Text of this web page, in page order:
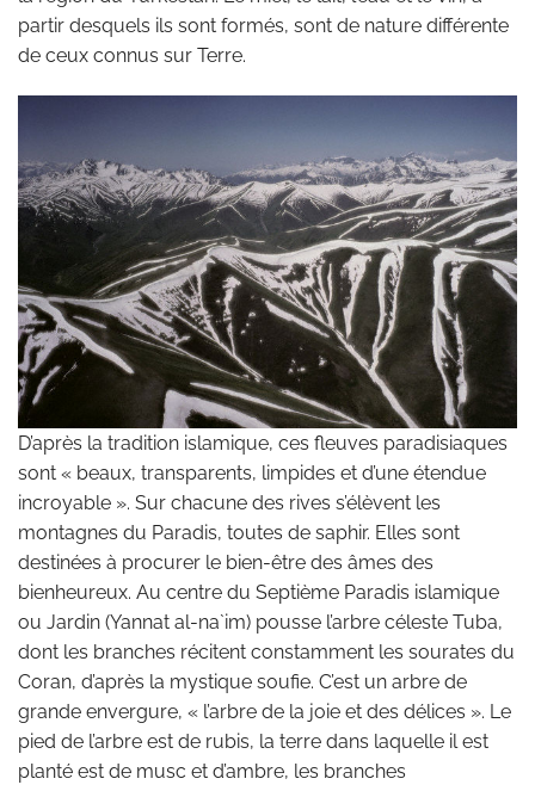
partir desquels ils sont formés, sont de nature différente
de ceux connus sur Terre.
D’après la tradition islamique, ces fleuves paradisiaques
sont « beaux, transparents, limpides et d’une étendue
incroyable ». Sur chacune des rives s’élèvent les
montagnes du Paradis, toutes de saphir. Elles sont
destinées à procurer le bien-être des âmes des
bienheureux. Au centre du Septième Paradis islamique
ou Jardin (Yannat al-na`im) pousse l’arbre céleste Tuba,
dont les branches récitent constamment les sourates du
Coran, d’après la mystique soufie. C’est un arbre de
grande envergure, « l’arbre de la joie et des délices ». Le
pied de l’arbre est de rubis, la terre dans laquelle il est
planté est de musc et d’ambre, les branches